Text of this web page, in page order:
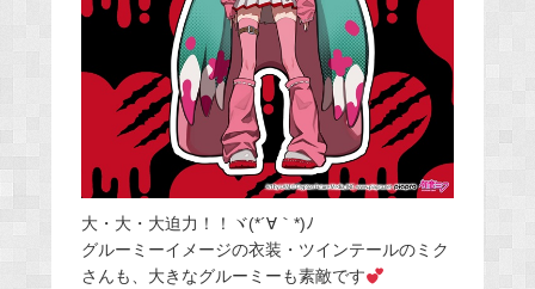
大・大・大迫力！！ヾ(*´∀｀*)ﾉ
グルーミーイメージの衣装・ツインテールのミク
さんも、大きなグルーミーも素敵です